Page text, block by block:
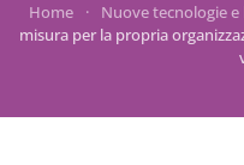
Home Nuove tecnologie e
misura per la propria